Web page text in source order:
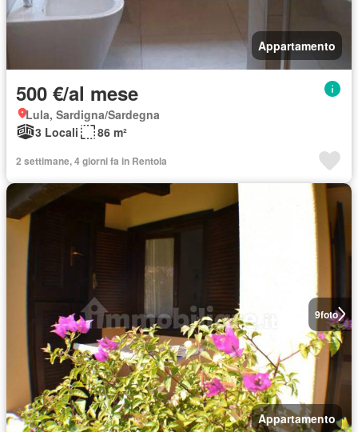
Appartamento
500 €/al mese
Lula, Sardigna/Sardegna
3 Locali
86 m²
2 settimane, 4 giorni fa in Rentola
9foto
Appartamento